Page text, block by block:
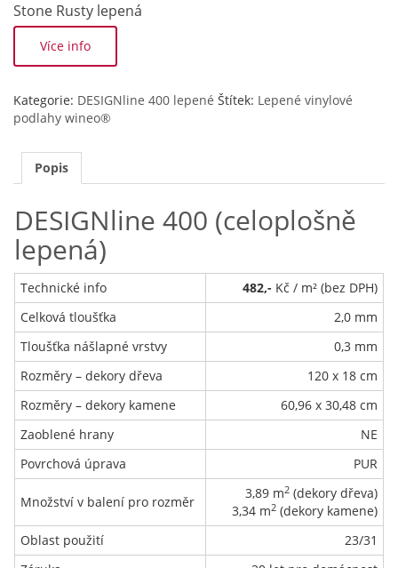
Stone Rusty lepená
Více info
Kategorie: DESIGNline 400 lepené Štítek: Lepené vinylové
podlahy wineo®
Popis
DESIGNline 400 (celoplošně
lepená)
Technické info 482,- Kč / m² (bez DPH)
Celková tloušťka
2,0 mm
Tloušťka nášlapné vrstvy
0,3 mm
Rozměry – dekory dřeva
120 x 18 cm
Rozměry – dekory kamene
60,96 x 30,48 cm
Zaoblené hrany
NE
Povrchová úprava
PUR
Množství v balení pro rozměr
3,89 m2(dekory dřeva)
3,34 m2(dekory kamene)
Oblast použití
23/31